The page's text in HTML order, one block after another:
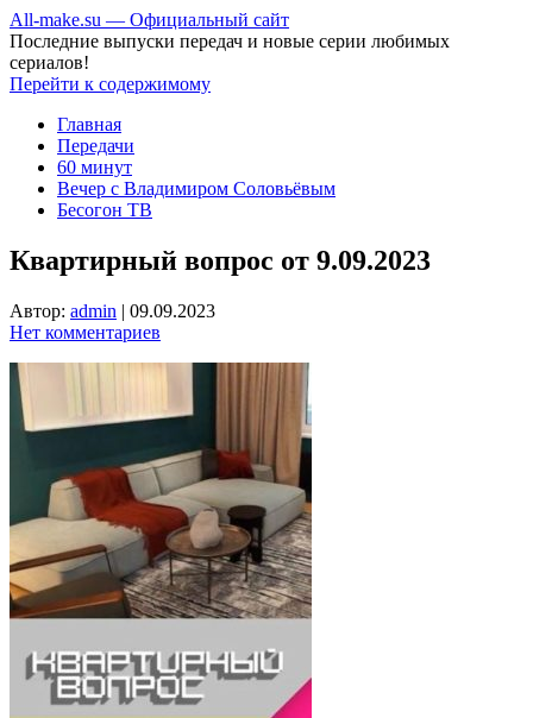
All-make.su — Официальный сайт
Последние выпуски передач и новые серии любимых
сериалов!
Перейти к содержимому
Главная
Передачи
60 минут
Вечер с Владимиром Соловьёвым
Бесогон ТВ
Квартирный вопрос от 9.09.2023
Автор: admin | 09.09.2023
Нет комментариев